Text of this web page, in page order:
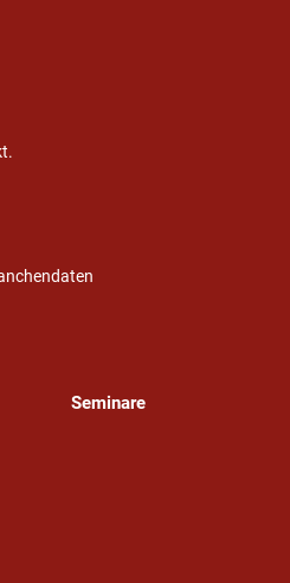
Seminare